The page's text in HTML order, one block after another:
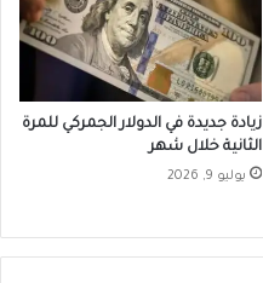
زيادة جديدة في الدولار الجمركي للمرة
الثانية خلال شهر
يوليو 9, 2026